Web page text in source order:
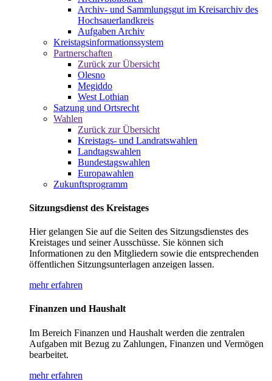
Archiv- und Sammlungsgut im Kreisarchiv des
Hochsauerlandkreis
Aufgaben Archiv
Kreistagsinformationssystem
Partnerschaften
Zurück zur Übersicht
Olesno
Megiddo
West Lothian
Satzung und Ortsrecht
Wahlen
Zurück zur Übersicht
Kreistags- und Landratswahlen
Landtagswahlen
Bundestagswahlen
Europawahlen
Zukunftsprogramm
Sitzungsdienst des Kreistages
Hier gelangen Sie auf die Seiten des Sitzungsdienstes des
Kreistages und seiner Ausschüsse. Sie können sich
Informationen zu den Mitgliedern sowie die entsprechenden
öffentlichen Sitzungsunterlagen anzeigen lassen.
mehr erfahren
Finanzen und Haushalt
Im Bereich Finanzen und Haushalt werden die zentralen
Aufgaben mit Bezug zu Zahlungen, Finanzen und Vermögen
bearbeitet.
mehr erfahren